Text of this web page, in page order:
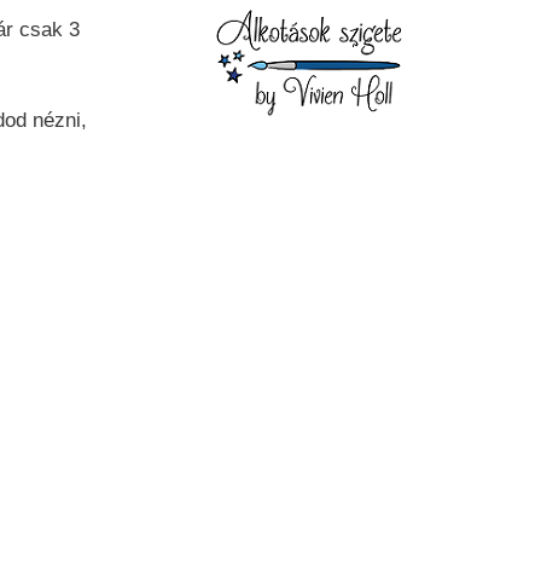
csak 3
nézni,